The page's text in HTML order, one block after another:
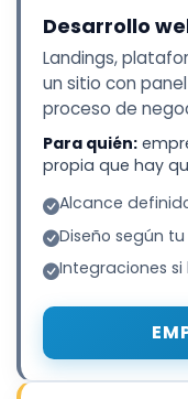
Desarrollo
Landings,
un sitio con
proceso de
Para quién:
propia que hay
Alcance
Diseño según
Integraciones